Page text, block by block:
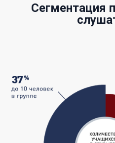
Сегментация